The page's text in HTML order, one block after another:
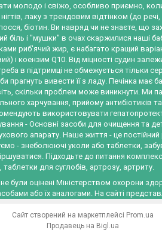
молодо і свіжо, особливо приємно,
лаку з трендовим відтінком (до
біотин. Ви навряд чи не знаєте, що
і "мушки" в очах скаржилися наші
риб'ячий жир, є набагато кращий
і коензим Q10. Від міцності судин
в підтримці не обмежується тільки
прагнуть вивести її з ладу. Печінка
скільки проблем може виникнути. Ми
харчування, прийому антибіотиків
використовувати
- Основні засоби для очищення та
апарату. Наше життя - це
- знеболюючі уколи або таблетки,
Підходьте до питання
для суглобів, артрозу, артриту.
були оцінені Міністерством охорони
або їх аналогами. На сайті
Сайт створений на маркетплейсі Prom.ua
Продавець на Bigl.ua